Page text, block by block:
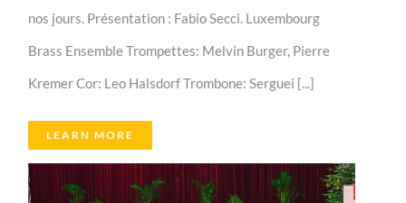
nos jours. Présentation : Fabio Secci. Luxembourg
Brass Ensemble Trompettes: Melvin Burger, Pierre
Kremer Cor: Leo Halsdorf Trombone: Serguei [...]
LEARN MORE